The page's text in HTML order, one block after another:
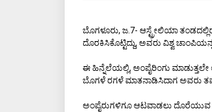
ಬೊಗಳೂರು, ಜ.7- ಆಸ್ಟ್ರೇಲಿಯಾ
ದೊರಕಿಸಿಕೊಟ್ಟಿದ್ದು, ಅವರು ವಿಶ್ವ
ಈ ಹಿನ್ನೆಲೆಯಲ್ಲಿ, ಅಂಪೈರಿಂಗು ಮಾಡುತ್ತಲೇ
ಬೊಗಳೆ ರಗಳೆ ಮಾತನಾಡಿಸಿದಾಗ ಅವರು
ಅಂಪೈರುಗಳಿಗೂ ಆಟವಾಡಲು ದೊರೆಯುವ